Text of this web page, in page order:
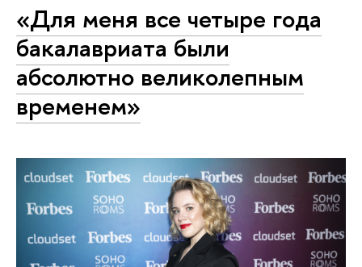
«Для меня все четыре года
бакалавриата были
абсолютно великолепным
временем»